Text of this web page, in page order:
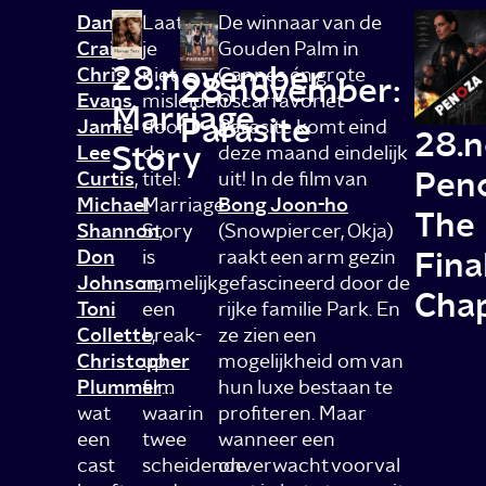
Daniel
Craig,
Chris
Evans,
Jamie
Lee
Curtis,
Michael
Shannon,
Don
Johnson,
Toni
Collette,
Christopher
Plummer…
wat
een
cast
28.november
Marriage
Story
Laat
je
niet
misleiden
door
de
titel:
Marriage
Story
is
namelijk
een
break-
up
film
waarin
twee
scheidende
28.november:
Parasite
De winnaar van de
Gouden Palm in
Cannes én grote
Oscarfavoriet
Parasite komt eind
deze maand eindelijk
uit! In de film van
Bong Joon-ho
(Snowpiercer, Okja)
raakt een arm gezin
gefascineerd door de
rijke familie Park. En
ze zien een
mogelijkheid om van
hun luxe bestaan te
profiteren. Maar
wanneer een
onverwacht voorval
The